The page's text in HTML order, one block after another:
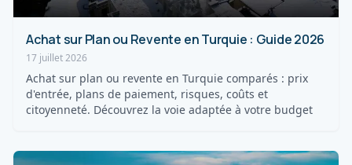
Achat sur Plan ou Revente en Turquie : Guide 2026
17 juillet 2026
Achat sur plan ou revente en Turquie comparés : prix
d'entrée, plans de paiement, risques, coûts et
citoyenneté. Découvrez la voie adaptée à votre budget